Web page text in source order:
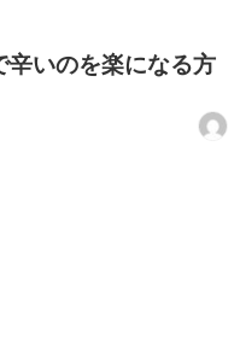
辛いのを楽になる方